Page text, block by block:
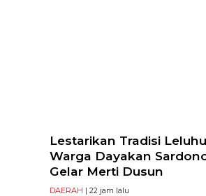
Lestarikan Tradisi
Warga Dayakan
Gelar Merti Dusun
DAERAH | 22 jam lalu